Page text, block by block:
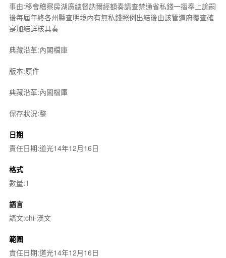
事由:移會稽察房湖廣總督訥爾經額奏請查禁通省私錢一摺奉上諭嗣
後每屆年終各州縣查明境內有無私錢照例出結後由該管道府覆查確
寔加結詳核具奏
典藏沿革:內閣檔庫
版本:原件
典藏沿革:內閣檔庫
保存狀況:整
日期
責任日期:道光14年12月16日
格式
數量:1
語言
語文:chi-漢文
範圍
責任日期:道光14年12月16日